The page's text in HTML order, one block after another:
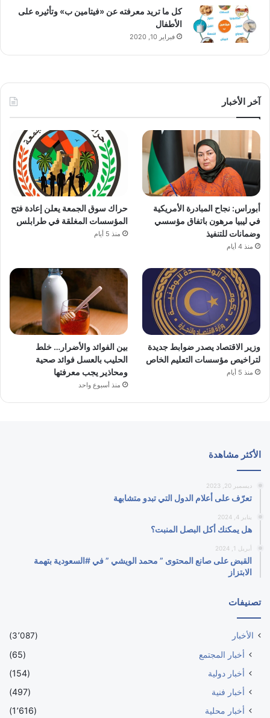
كل ما تريد معرفته عن «فيتامين ب» وتأثيره على
الأطفال
فبراير 10, 2020
آخر الأخبار
أبوراس: نجاح المبادرة الأمريكية
في ليبيا مرهون باتفاق مؤسسي
وضمانات للتنفيذ
منذ 4 أيام
حراك سوق الجمعة يعلن إعادة فتح
المؤسسات المغلقة في طرابلس
منذ 5 أيام
وزير الاقتصاد يصدر ضوابط جديدة
لتراخيص مؤسسات التعليم الخاص
منذ 5 أيام
بين الفوائد والأضرار… خلط
الحليب بالعسل فوائد صحية
ومحاذير يجب معرفتها
منذ أسبوع واحد
الأكثر مشاهدة
ديسمبر 20, 2023
تعرّف على أعلام الدول التي تبدو متشابهة
يناير 4, 2024
هل يمكنك أكل البصل المنبت؟
أبريل 1, 2024
القبض على صانع المحتوى ” محمد الويشي ” في #السعودية بتهمة
الابتزاز
تصنيفات
الأخبار (3٬087)
أخبار المجتمع
(65)
أخبار دولية
(154)
أخبار فنية
(497)
أخبار محلية
(1٬616)